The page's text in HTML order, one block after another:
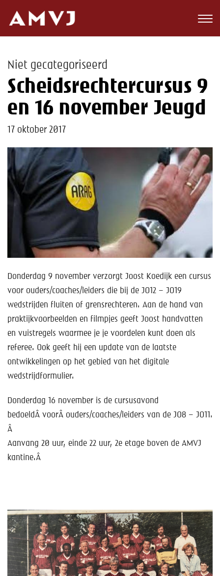
Wedstrijden
Nieuws
Teams
Jeugd
Toekomst
Kalender
Help mee!
Shop
Lid worden
Contact
Niet gecategoriseerd
Scheidsrechtercursus 9
en 16 november Jeugd
17 oktober 2017
Donderdag 9 november verzorgt Joost Koedijk een cursus
voor ouders/coaches/leiders die bij de JO12 – JO19
wedstrijden fluiten of grensrechteren. Aan de hand van
praktijkvoorbeelden en filmpjes geeft Joost handvatten
en vuistregels waarmee je je voordelen kunt doen als
referee. Ook geeft hij een update van de laatste
ontwikkelingen op het gebied van het digitale
wedstrijdformulier.
Donderdag 16 november is de cursusavond
bedoeldÂ voorÂ ouders/coaches/leiders van de JO8 – JO11.
Â
Aanvang 20 uur, einde 22 uur, 2e etage boven de AMVJ
kantine.Â